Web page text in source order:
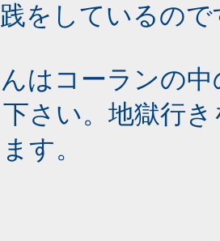
をしているので
はコーランの
さい。地獄行
す。